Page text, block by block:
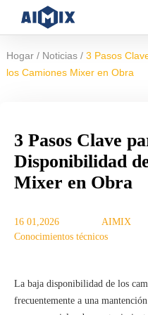
Hogar / Noticias / 3 Pasos
los Camiones Mixer en Obra
3 Pasos Clave
Disponibilidad
Mixer en Obra
16 01,2026
AIMIX
Conocimientos técnicos
La baja disponibilidad de los
frecuentemente a una